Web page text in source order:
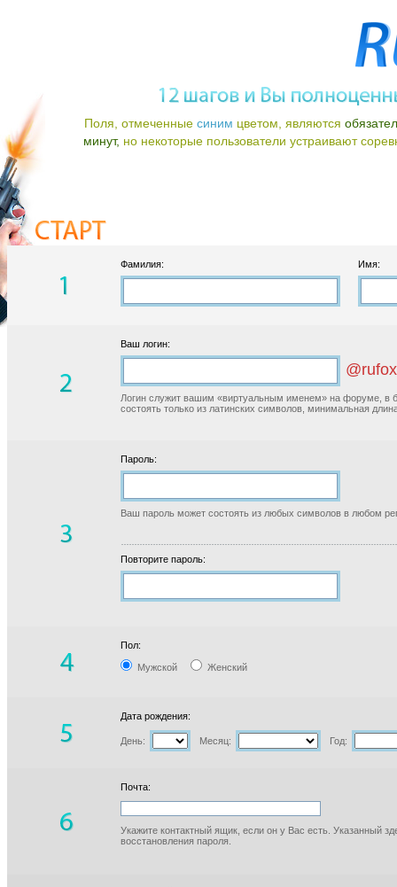
Поля, отмеченные синим цветом, являются
минут, но некоторые пользователи устраивают
Фамилия: Имя:
Ваш логин:
Логин служит вашим «виртуальным именем» на форуме, в
состоять только из латинских символов, минимальная
Пароль:
Ваш пароль может состоять из любых символов в любом
Повторите пароль:
Пол:
Мужской Женский
Дата рождения:
День: Месяц: Год:
Почта:
Укажите контактный ящик, если он у Вас есть. Указанный
восстановления пароля.